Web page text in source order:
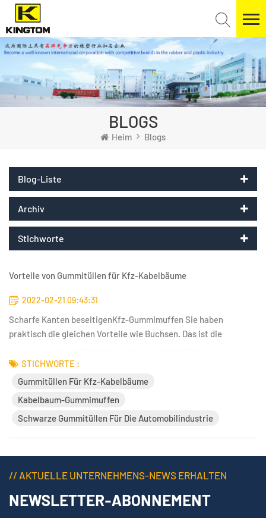
BLOGS
Heim Blogs
Blog-Liste
Archiv
Stichworte
Vorteile von Gummitüllen für Kfz-Kabelbäume
2022-02-21 09:43:31
Scharfe Kanten beseitigenKfz-Gummimuffen Sie haben
praktisch die gleichen Vorteile wie Buchsen. Das ist die
größte Gefahr für Kabel besteht in Beschädigungen beim
Durchführen durch scharfkantige Öffnungen. Gummi Ösen
STICHWORTE :
Gummitüllen Für Kfz-Kabelbäume
Kabelbaum-Gummimuffen
Schwarze Gummitüllen Für Die Automobilindustrie
// AKTUELLE UNTERNEHMENS-NEWS ERHALTEN
NEWSLETTER-ABONNEMENT